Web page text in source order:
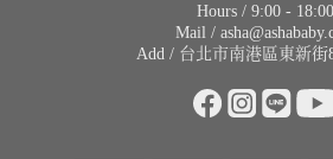
Hours / 9:00 - 18:00
Mail /
Add / 台北市南港區東新街